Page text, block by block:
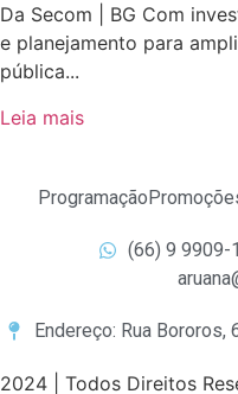
Da Secom | BG Com
e planejamento para
pública...
Leia mais
Programação
(66) 9 9909-
Endereço: Rua Bororos,
2024 | Todos Direitos